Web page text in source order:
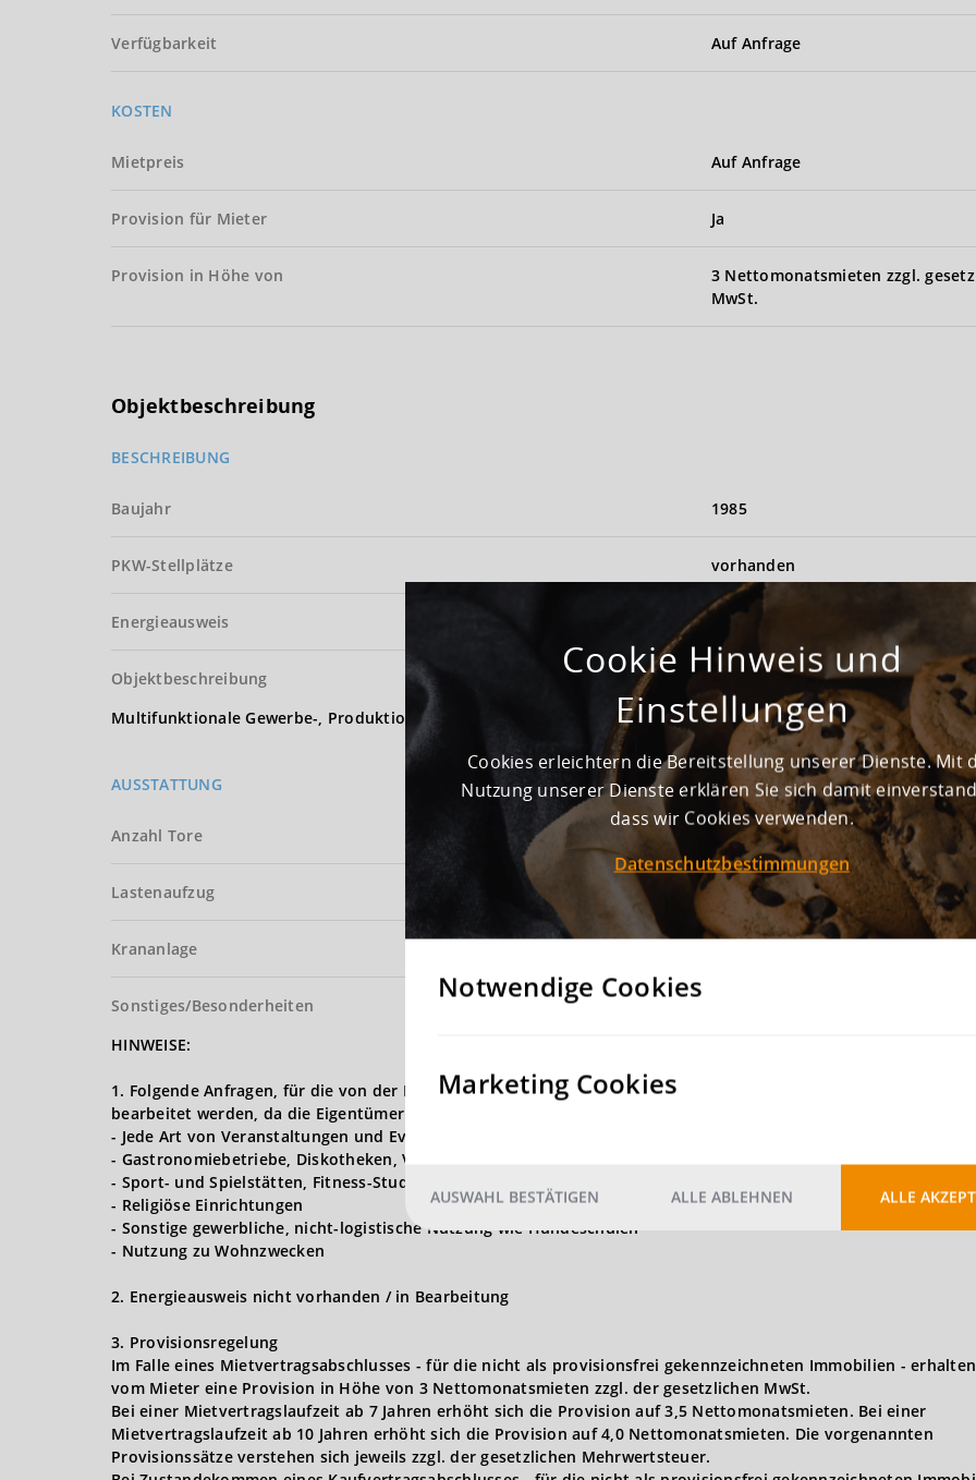
Verfügbarkeit Auf Anfrage
KOSTEN
Mietpreis Auf Anfrage
Provision für Mieter Ja
Provision in Höhe von
3 Nettomonatsmieten zzgl.
MwSt.
Objektbeschreibung
BESCHREIBUNG
Baujahr 1985
PKW-Stellplätze vorhanden
Energieausweis
Objektbeschreibung
Multifunktionale Gewerbe-, Produktions-, Lager-, Logistikfläche (teilbar).
AUSSTATTUNG
Anzahl Tore Rampe und ebenerdige
Lastenaufzug Nein
Krananlage
Sonstiges/Besonderheiten
HINWEISE:
1. Folgende Anfragen, für die von der Logivest GmbH angebotenen Grundstücke und Bestandsflächen können
bearbeitet werden, da die Eigentümer nur Lager, Logistik, Produktion und Light Industrial als Nutzung
- Jede Art von Veranstaltungen und Events (Hochzeiten, Flohmärkte, Konzerte, Filmdrehs etc.)
- Gastronomiebetriebe, Diskotheken, Vergnügungsstätten
- Sport- und Spielstätten, Fitness-Studios
- Religiöse Einrichtungen
- Sonstige gewerbliche, nicht-logistische Nutzung wie Hundeschulen
- Nutzung zu Wohnzwecken
2. Energieausweis nicht vorhanden / in Bearbeitung
3. Provisionsregelung
Im Falle eines Mietvertragsabschlusses - für die nicht als provisionsfrei gekennzeichneten Immobilien -
vom Mieter eine Provision in Höhe von 3 Nettomonatsmieten zzgl. der gesetzlichen MwSt.
Bei einer Mietvertragslaufzeit ab 7 Jahren erhöht sich die Provision auf 3,5 Nettomonatsmieten. Bei einer
Mietvertragslaufzeit ab 10 Jahren erhöht sich die Provision auf 4,0 Nettomonatsmieten. Die vorgenannten
Provisionssätze verstehen sich jeweils zzgl. der gesetzlichen Mehrwertsteuer.
Cookie Hinweis und
Einstellungen
Cookies erleichtern die Bereitstellung unserer Dienste. Mit
Nutzung unserer Dienste erklären Sie sich damit
dass wir Cookies verwenden.
Datenschutzbestimmungen
Notwendige Cookies
Marketing Cookies
AUSWAHL BESTÄTIGEN ALLE ABLEHNEN ALLE